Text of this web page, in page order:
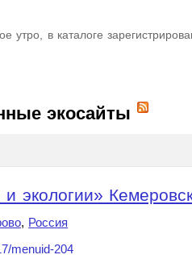
утро, в каталоге
экосайты
экологии»
, Россия
menuid-204